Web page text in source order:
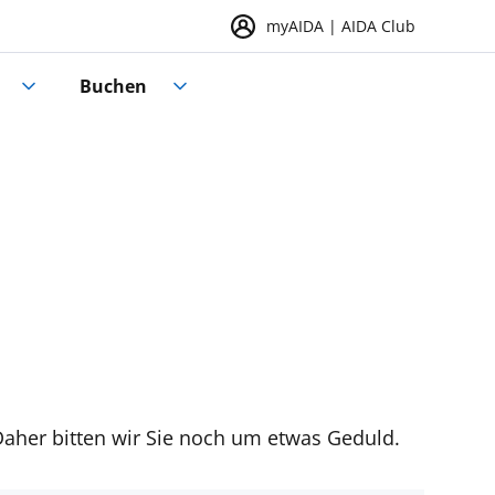
myAIDA | AIDA Club
Buchen
bitten wir Sie noch um etwas Geduld.